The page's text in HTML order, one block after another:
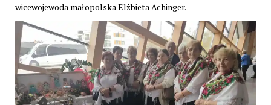
wicewojewoda małopolska Elżbieta Achinger.